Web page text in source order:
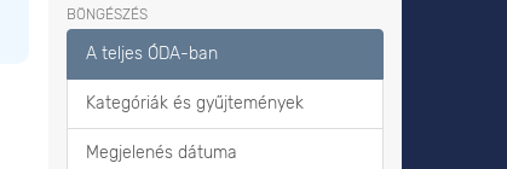
BÖNGÉSZÉS
A teljes ÓDA-ban
Kategóriák és gyűjtemények
Megjelenés dátuma